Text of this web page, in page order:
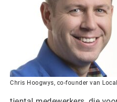
Chris Hoogwys, co-founder van